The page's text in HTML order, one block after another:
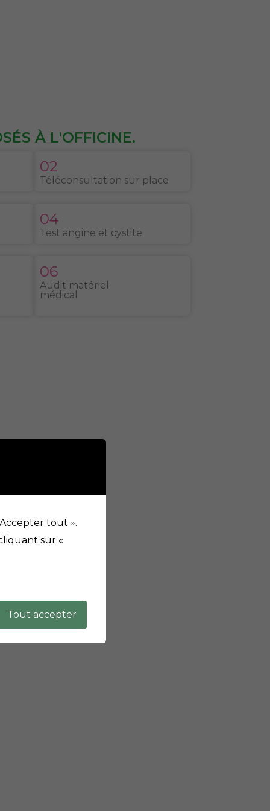
À L'OFFICINE.
02
Téléconsultation sur place
04
Test angine et cystite
06
Audit matériel
médical
tout ».
sur «
Tout accepter